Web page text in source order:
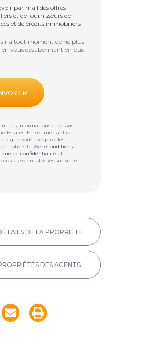
par mail des offres
et de fournisseurs de
et de crédits immobiliers
à tout moment de ne plus
en vous désabonnant en bas
les informations ci-dessus
Estates. En soumettant ce
que vous acceptez les
notre site WebConditions
de confidentialité et
soient stockés sur votre
DE LA PROPRIÉTÉ
DES AGENTS